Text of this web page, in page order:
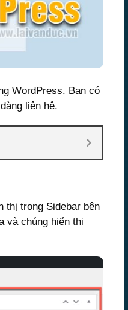
WordPress. Bạn có
liên hệ.
thị trong Sidebar bên
và chúng hiển thị